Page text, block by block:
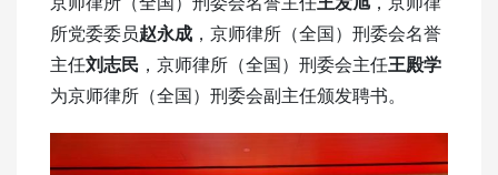
所党委委员赵永成 ，京师律所（全国）刑委会名誉
主任刘志民 ，京师律所（全国）刑委会主任王殿学
为京师律所（全国）刑委会副主任颁发聘书。